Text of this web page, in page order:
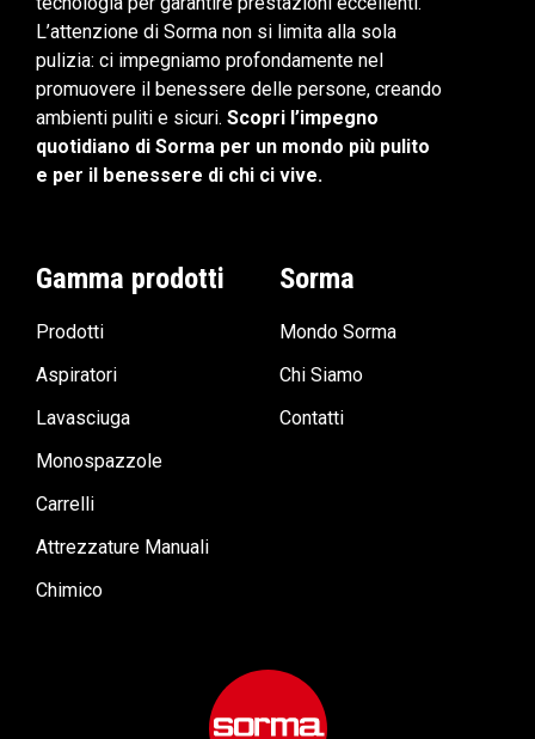
L’attenzione di Sorma non si limita alla sola
pulizia: ci impegniamo profondamente nel
promuovere il benessere delle persone, creando
ambienti puliti e sicuri. Scopri l’impegno
quotidiano di Sorma per un mondo più pulito
e per il benessere di chi ci vive.
Gamma prodotti
Prodotti
Aspiratori
Lavasciuga
Monospazzole
Carrelli
Attrezzature Manuali
Chimico
Sorma
Mondo Sorma
Chi Siamo
Contatti